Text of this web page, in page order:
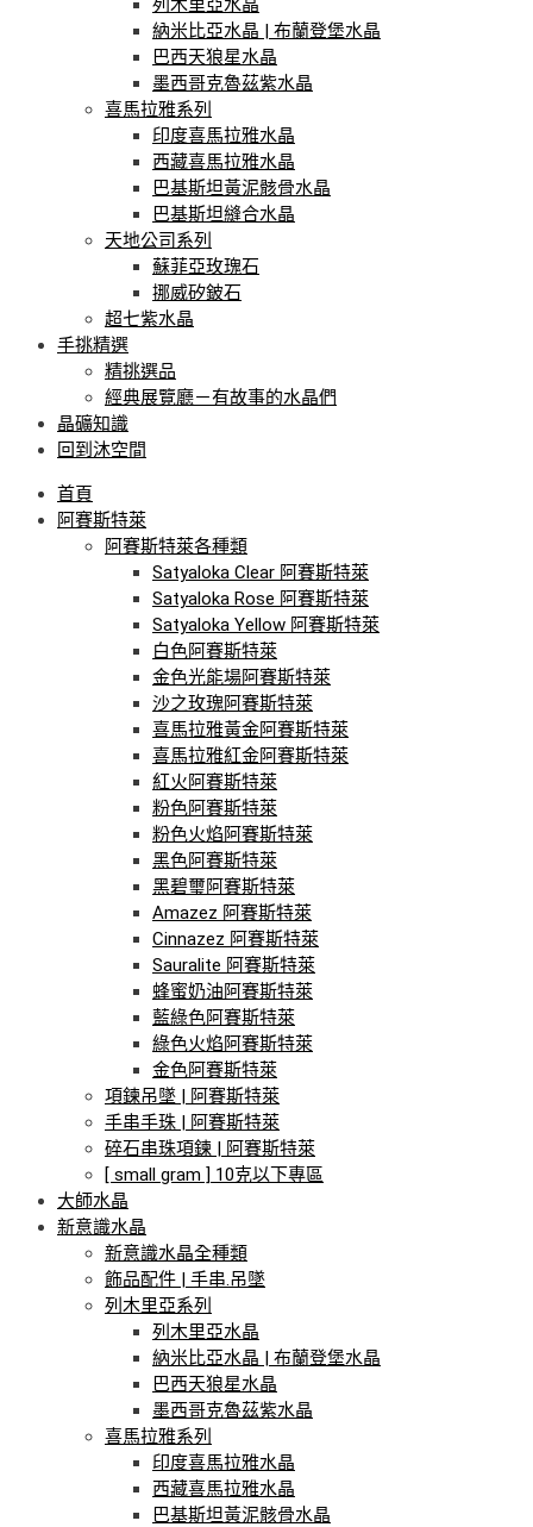
列木里亞水晶
納米比亞水晶 | 布蘭登堡水晶
巴西天狼星水晶
墨西哥克魯茲紫水晶
喜馬拉雅系列
印度喜馬拉雅水晶
西藏喜馬拉雅水晶
巴基斯坦黃泥骸骨水晶
巴基斯坦縫合水晶
天地公司系列
蘇菲亞玫瑰石
挪威矽鈹石
超七紫水晶
手挑精選
精挑選品
經典展覽廳－有故事的水晶們
晶礦知識
回到沐空間
首頁
阿賽斯特萊
阿賽斯特萊各種類
Satyaloka Clear 阿賽斯特萊
Satyaloka Rose 阿賽斯特萊
Satyaloka Yellow 阿賽斯特萊
白色阿賽斯特萊
金色光能場阿賽斯特萊
沙之玫瑰阿賽斯特萊
喜馬拉雅黃金阿賽斯特萊
喜馬拉雅紅金阿賽斯特萊
紅火阿賽斯特萊
粉色阿賽斯特萊
粉色火焰阿賽斯特萊
黑色阿賽斯特萊
黑碧璽阿賽斯特萊
Amazez 阿賽斯特萊
Cinnazez 阿賽斯特萊
Sauralite 阿賽斯特萊
蜂蜜奶油阿賽斯特萊
藍綠色阿賽斯特萊
綠色火焰阿賽斯特萊
金色阿賽斯特萊
項鍊吊墜 | 阿賽斯特萊
手串手珠 | 阿賽斯特萊
碎石串珠項鍊 | 阿賽斯特萊
[ small gram ] 10克以下專區
大師水晶
新意識水晶
新意識水晶全種類
飾品配件 | 手串.吊墜
列木里亞系列
列木里亞水晶
納米比亞水晶 | 布蘭登堡水晶
巴西天狼星水晶
墨西哥克魯茲紫水晶
喜馬拉雅系列
印度喜馬拉雅水晶
西藏喜馬拉雅水晶
巴基斯坦黃泥骸骨水晶